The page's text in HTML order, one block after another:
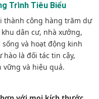
Trình Tiêu Biểu
thành công hàng trăm dự
dân cư, nhà xưởng,
và hoạt động kinh
là đối tác tin cậy,
vững và hiệu quả.